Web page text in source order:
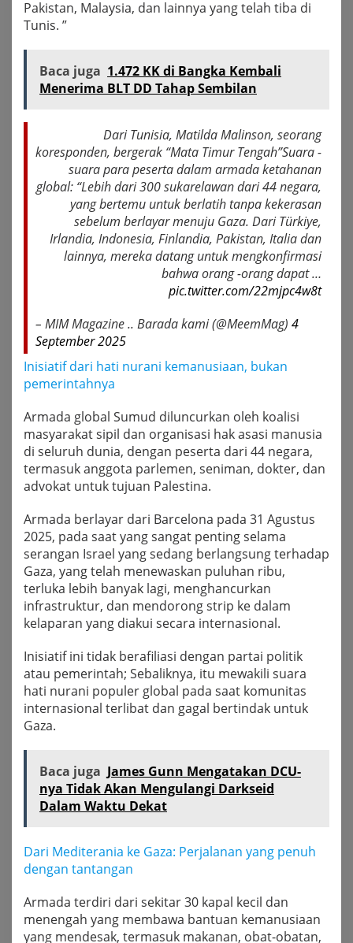
Pakistan, Malaysia, dan lainnya yang telah tiba di
Tunis. ”
Baca juga 1.472 KK di Bangka Kembali
Menerima BLT DD Tahap Sembilan
Dari Tunisia, Matilda Malinson, seorang
koresponden, bergerak “Mata Timur Tengah”Suara -
suara para peserta dalam armada ketahanan
global: “Lebih dari 300 sukarelawan dari 44 negara,
yang bertemu untuk berlatih tanpa kekerasan
sebelum berlayar menuju Gaza. Dari Türkiye,
Irlandia, Indonesia, Finlandia, Pakistan, Italia dan
lainnya, mereka datang untuk mengkonfirmasi
bahwa orang -orang dapat …
pic.twitter.com/22mjpc4w8t
– MIM Magazine .. Barada kami (@MeemMag) 4
September 2025
Inisiatif dari hati nurani kemanusiaan, bukan
pemerintahnya
Armada global Sumud diluncurkan oleh koalisi
masyarakat sipil dan organisasi hak asasi manusia
di seluruh dunia, dengan peserta dari 44 negara,
termasuk anggota parlemen, seniman, dokter, dan
advokat untuk tujuan Palestina.
Armada berlayar dari Barcelona pada 31 Agustus
2025, pada saat yang sangat penting selama
serangan Israel yang sedang berlangsung terhadap
Gaza, yang telah menewaskan puluhan ribu,
terluka lebih banyak lagi, menghancurkan
infrastruktur, dan mendorong strip ke dalam
kelaparan yang diakui secara internasional.
Inisiatif ini tidak berafiliasi dengan partai politik
atau pemerintah; Sebaliknya, itu mewakili suara
hati nurani populer global pada saat komunitas
internasional terlibat dan gagal bertindak untuk
Gaza.
Baca juga James Gunn Mengatakan DCU-
nya Tidak Akan Mengulangi Darkseid
Dalam Waktu Dekat
Dari Mediterania ke Gaza: Perjalanan yang penuh
dengan tantangan
Armada terdiri dari sekitar 30 kapal kecil dan
menengah yang membawa bantuan kemanusiaan
yang mendesak, termasuk makanan, obat-obatan,